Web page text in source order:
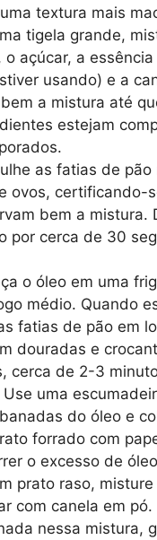
textura mais
tigela grande,
o açúcar, a
usando) e a
a mistura até
estejam
as fatias de pão
ovos, certificando-
bem a mistura.
por cerca de 30
o óleo em uma
médio. Quando
fatias de pão em
douradas e
cerca de 2-3
Use uma
do óleo e
forrado com
o excesso de
prato raso,
com canela em
nessa mistura,